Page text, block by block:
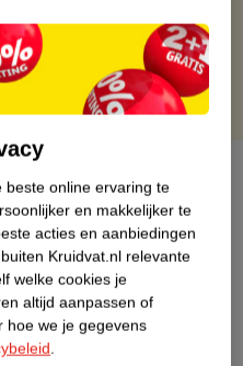
kaart
beste online ervaring te
en makkelijker te
acties en aanbiedingen
Kruidvat.nl relevante
welke cookies je
altijd aanpassen of
hoe we je gegevens
.